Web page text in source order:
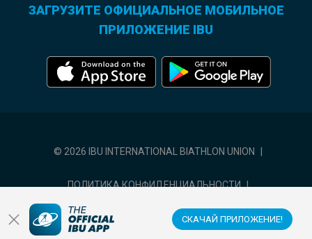
СКАЧАЙ ПРИЛОЖЕНИЕ!
ЗАГРУЗИТЕ ОФИЦИАЛЬНОЕ МОБИЛЬНОЕ
ПРИЛОЖЕНИЕ IBU
© 2026 IBU INTERNATIONAL BIATHLON UNION
ПОЛИТИКА КОНФИДЕНЦИАЛЬНОСТИ |
УСЛОВИЯ ИСПОЛЬЗОВАНИЯ НАСТРОЙКИ ФАЙЛОВ COOKIE